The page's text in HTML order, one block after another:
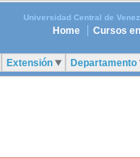
Universidad Central de
Home Cursos
Extensión Departamento